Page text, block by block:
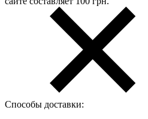
Способы доставки: